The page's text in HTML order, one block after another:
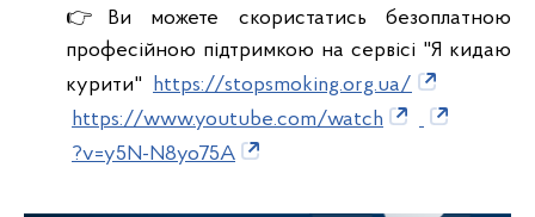
👉Ви можете скористатись безоплатною
професійною підтримкою на сервісі "Я кидаю
курити" https://stopsmoking.org.ua/
https://www.youtube.com/watch
?v=y5N-N8yo75A